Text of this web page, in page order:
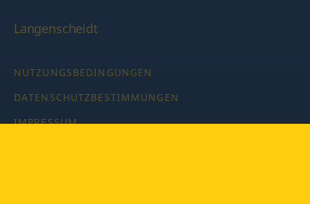
Langenscheidt
NUTZUNGSBEDINGUNGEN
DATENSCHUTZBESTIMMUNGEN
IMPRESSUM